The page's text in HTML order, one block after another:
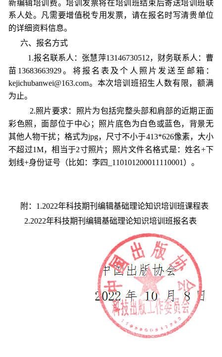
新编辑培训费。培训发票将在培训班结束后寄送培训班联
系 人处。 凡需要增值税专用发票，请在报名时写清贵单位
的详细资料信息。
六、报名方式
1.报名联系人：张慧萍13146730512，财务联系人：曹
苗13683663929。将报名表及个人照片发送至邮箱：
kejichubanwei@163.com。本次培训班招生人数有限，额满
为止。
2.照片要求：照片为包括完整头部和肩部的近期正面
彩色照，面部位于中心；照片底色为白色或蓝色，背景无
其他人物干扰；格式为jpg，尺寸不小于413*626像素，大小
不超过1M，相当于2寸照片；照片文件名格式是：姓名+下
划线+身份证号（比如：李四_110101200011110001）。
附： 1 .2022年科技期刊编辑基础理论知识培训班课程表
2.2022年科技期刊编辑基础理论知识培训班报名表